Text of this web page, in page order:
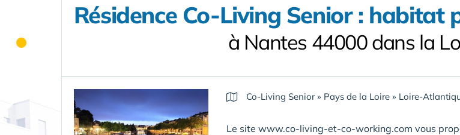
Résidence Co-Living Senior :
à Nantes 44000 dans la
Co-Living Senior» Pays de la Loire » Loire-
Le site www.co-living-et-co-working.com vous